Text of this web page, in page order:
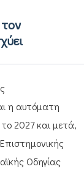
η αυτόματη
2027 και μετά,
Οδηγίας